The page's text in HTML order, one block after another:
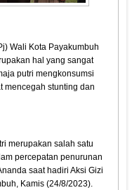
Wali Kota Payakumbuh
hal yang sangat
putri mengkonsumsi
mencegah stunting dan
merupakan salah satu
percepatan penurunan
saat hadiri Aksi Gizi
Kamis (24/8/2023).